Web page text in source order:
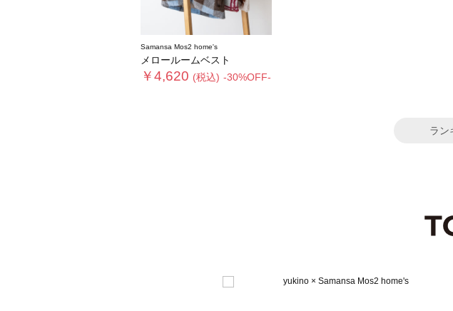
Samansa Mos2 home's
メロールームベスト
￥4,620 (税込) -30%OFF-
ラン